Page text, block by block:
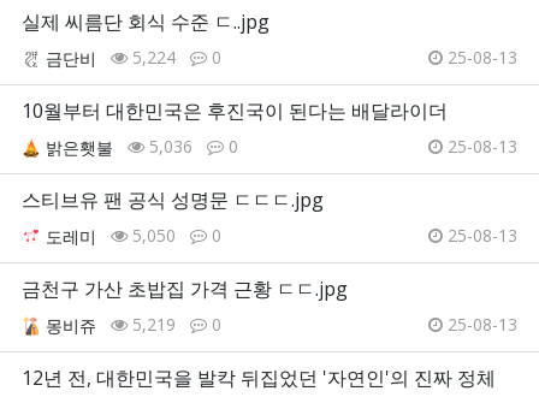
실제 씨름단 회식 수준 ㄷ..jpg
금단비 5,224 0 25-08-13
10월부터 대한민국은 후진국이 된다는 배달라이더
밝은횃불 5,036 0 25-08-13
스티브유 팬 공식 성명문 ㄷㄷㄷ.jpg
도레미 5,050 0 25-08-13
금천구 가산 초밥집 가격 근황 ㄷㄷ.jpg
몽비쥬 5,219 0 25-08-13
12년 전, 대한민국을 발칵 뒤집었던 '자연인'의 진짜 정체